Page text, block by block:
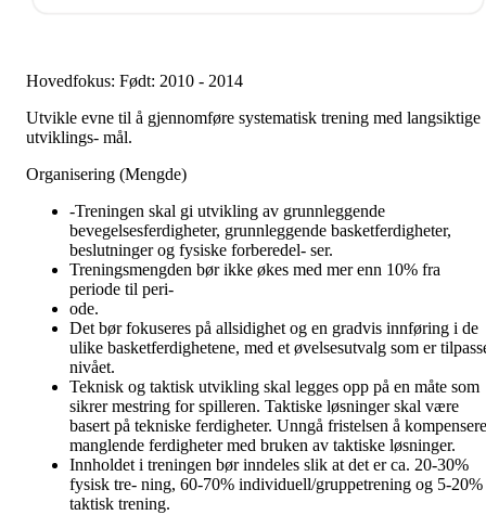
Hovedfokus: Født: 2010 - 2014
Utvikle evne til å gjennomføre systematisk trening med langsiktige
utviklings- mål.
Organisering (Mengde)
-Treningen skal gi utvikling av grunnleggende
bevegelsesferdigheter, grunnleggende basketferdigheter,
beslutninger og fysiske forberedel- ser.
Treningsmengden bør ikke økes med mer enn 10% fra
periode til peri-
ode.
Det bør fokuseres på allsidighet og en gradvis innføring i de
ulike basketferdighetene, med et øvelsesutvalg som er
nivået.
Teknisk og taktisk utvikling skal legges opp på en måte som
sikrer mestring for spilleren. Taktiske løsninger skal være
basert på tekniske ferdigheter. Unngå fristelsen å kompensere
manglende ferdigheter med bruken av taktiske løsninger.
Innholdet i treningen bør inndeles slik at det er ca. 20-30%
fysisk tre- ning, 60-70% individuell/gruppetrening og 5-20%
taktisk trening.